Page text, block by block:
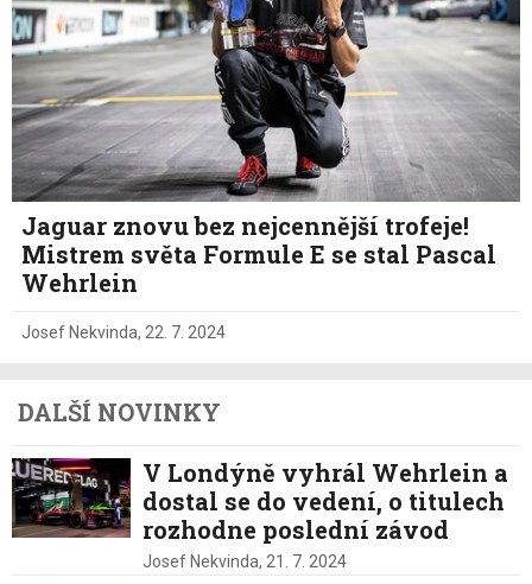
Jaguar znovu bez nejcennější trofeje!
Mistrem světa Formule E se stal Pascal
Wehrlein
Josef Nekvinda, 22. 7. 2024
DALŠÍ NOVINKY
V Londýně vyhrál Wehrlein a
dostal se do vedení, o titulech
rozhodne poslední závod
Josef Nekvinda, 21. 7. 2024